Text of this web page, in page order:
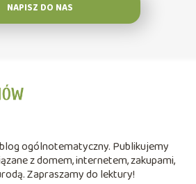
NAPISZ DO NAS
ogólnotematyczny. Publikujemy
z domem, internetem, zakupami,
Zapraszamy do lektury!